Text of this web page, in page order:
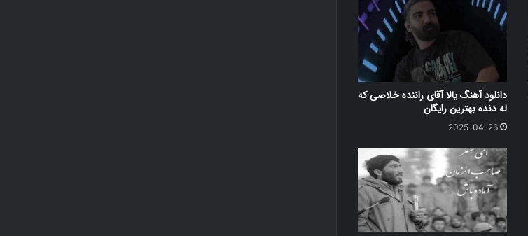
دانلود آهنگ یالا آقای راننده خلاصی که
له دنده بهترین رایگان
2025-04-26